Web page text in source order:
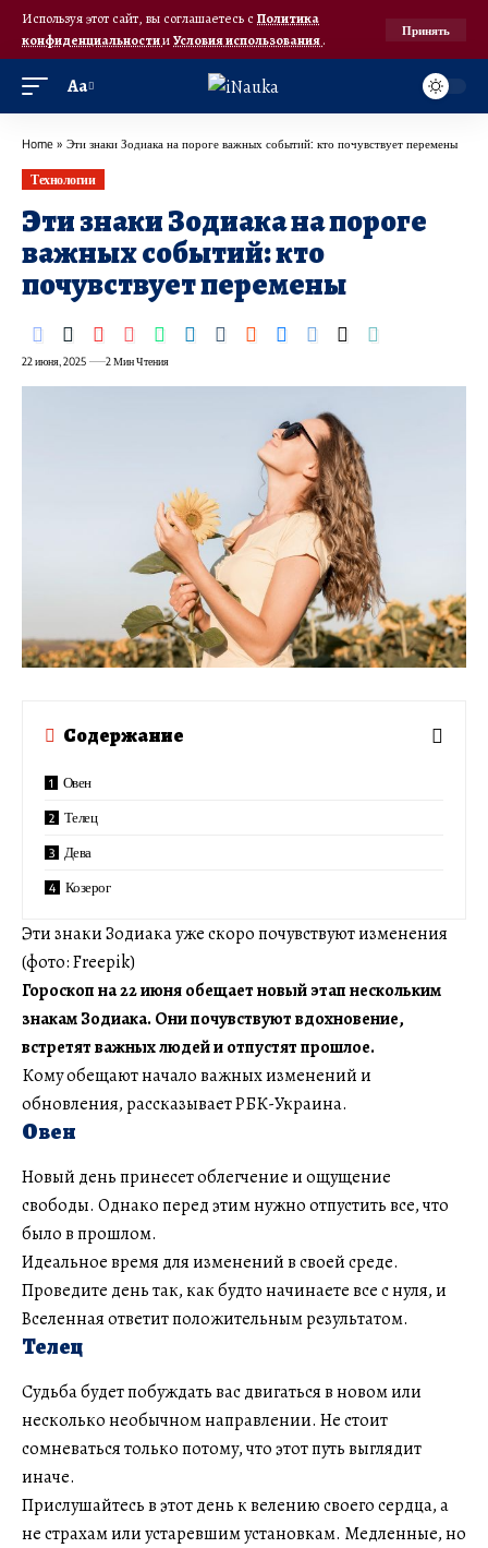
Используя этот сайт, вы соглашаетесь с Политика
конфиденциальностииУсловия использования.
Принять
Аа
Home » Эти знаки Зодиака на пороге важных событий: кто почувствует перемены
Технологии
Эти знаки Зодиака на пороге
важных событий: кто
почувствует перемены
22 июня, 2025 2 Мин Чтения
Содержание
Овен
Телец
Дева
Козерог
Эти знаки Зодиака уже скоро почувствуют изменения
(фото: Freepik)
Гороскоп на 22 июня обещает новый этап нескольким
знакам Зодиака. Они почувствуют вдохновение,
встретят важных людей и отпустят прошлое.
Кому обещают начало важных изменений и
обновления, рассказывает РБК-Украина.
Овен
Новый день принесет облегчение и ощущение
свободы. Однако перед этим нужно отпустить все, что
было в прошлом.
Идеальное время для изменений в своей среде.
Проведите день так, как будто начинаете все с нуля, и
Вселенная ответит положительным результатом.
Телец
Судьба будет побуждать вас двигаться в новом или
несколько необычном направлении. Не стоит
сомневаться только потому, что этот путь выглядит
иначе.
Прислушайтесь в этот день к велению своего сердца, а
не страхам или устаревшим установкам. Медленные, но